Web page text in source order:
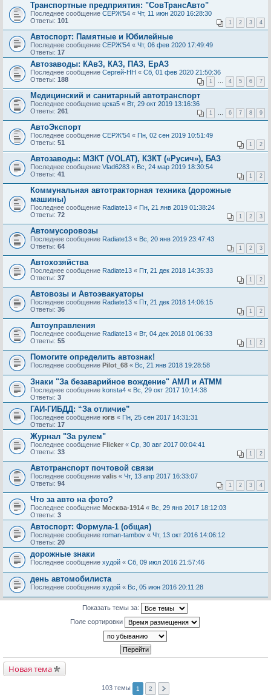
Транспортные предприятия: "СовТрансАвто"
Последнее сообщение СЕРЖ'54 « Чт, 11 июн 2020 16:28:30
Ответы: 101 1 2 3 4
Автоспорт: Памятные и Юбилейные
Последнее сообщение СЕРЖ'54 « Чт, 06 фев 2020 17:49:49
Ответы: 17
Автозаводы: КАвЗ, КАЗ, ПАЗ, ЕрАЗ
Последнее сообщение Сергей-НН « Сб, 01 фев 2020 21:50:36
Ответы: 188 1 … 4 5 6 7
Медицинский и санитарный автотранспорт
Последнее сообщение цска5 « Вт, 29 окт 2019 13:16:36
Ответы: 261 1 … 6 7 8 9
АвтоЭкспорт
Последнее сообщение СЕРЖ'54 « Пн, 02 сен 2019 10:51:49
Ответы: 51 1 2
Автозаводы: МЗКТ (VOLAT), КЗКТ («Русич»), БАЗ
Последнее сообщение Vlad6283 « Вс, 24 мар 2019 18:30:54
Ответы: 41 1 2
Коммунальная автотракторная техника (дорожные
машины)
Последнее сообщение Radiate13 « Пн, 21 янв 2019 01:38:24
Ответы: 72 1 2 3
Автомусоровозы
Последнее сообщение Radiate13 « Вс, 20 янв 2019 23:47:43
Ответы: 64 1 2 3
Автохозяйства
Последнее сообщение Radiate13 « Пт, 21 дек 2018 14:35:33
Ответы: 37 1 2
Автовозы и Автоэвакуаторы
Последнее сообщение Radiate13 « Пт, 21 дек 2018 14:06:15
Ответы: 36 1 2
Автоуправления
Последнее сообщение Radiate13 « Вт, 04 дек 2018 01:06:33
Ответы: 55 1 2
Помогите определить автознак!
Последнее сообщение Pilot_68 « Вс, 21 янв 2018 19:28:58
Знаки "За безаварийное вождение" АМЛ и АТММ
Последнее сообщение konsta4 « Вс, 29 окт 2017 10:14:38
Ответы: 3
ГАИ-ГИБДД: “За отличие”
Последнее сообщение югв « Пн, 25 сен 2017 14:31:31
Ответы: 17
Журнал "За рулем"
Последнее сообщение Flicker « Ср, 30 авг 2017 00:04:41
Ответы: 33 1 2
Автотранспорт почтовой связи
Последнее сообщение valis « Чт, 13 апр 2017 16:33:07
Ответы: 94 1 2 3 4
Что за авто на фото?
Последнее сообщение Москва-1914 « Вс, 29 янв 2017 18:12:03
Ответы: 3
Автоспорт: Формула-1 (общая)
Последнее сообщение roman-tambov « Чт, 13 окт 2016 14:06:12
Ответы: 20
дорожные знаки
Последнее сообщение худой « Сб, 09 июл 2016 21:57:46
день автомобилиста
Последнее сообщение худой « Вс, 05 июн 2016 20:11:28
Показать темы за:
Поле сортировки
Новая тема
103 темы 1 2